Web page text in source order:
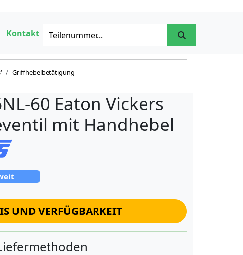
Kontakt
Griffhebelbetätigung
60 Eaton Vickers
mit Handhebel
UND VERFÜGBARKEIT